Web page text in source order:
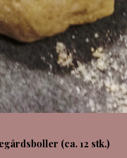
(ca. 12 stk.)